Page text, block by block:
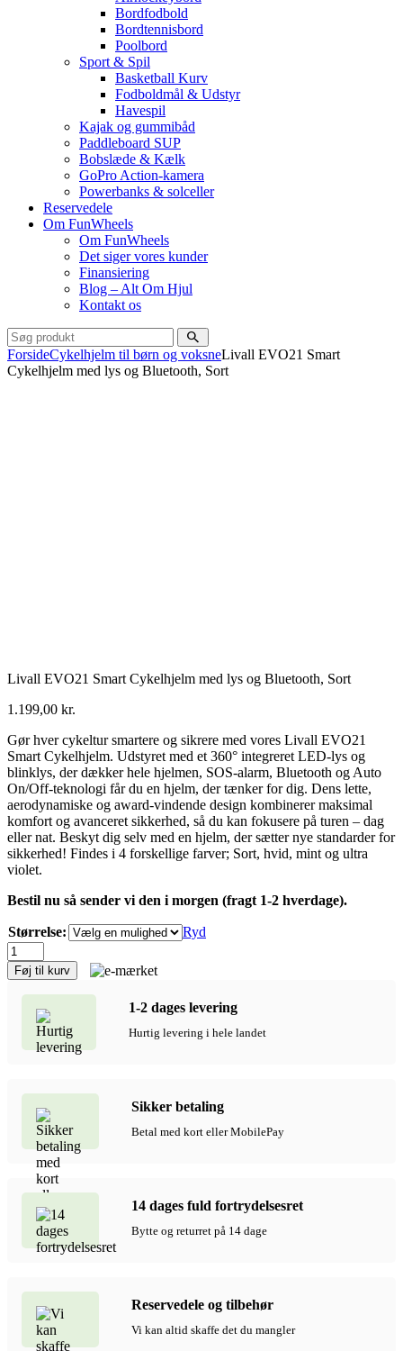
Bordfodbold
Bordtennisbord
Poolbord
Sport & Spil
Basketball Kurv
Fodboldmål & Udstyr
Havespil
Kajak og gummibåd
Paddleboard SUP
Bobslæde & Kælk
GoPro Action-kamera
Powerbanks & solceller
Reservedele
Om FunWheels
Om FunWheels
Det siger vores kunder
Finansiering
Blog – Alt Om Hjul
Kontakt os
ForsideCykelhjelm til børn og voksneLivall EVO21 Smart
Cykelhjelm med lys og Bluetooth, Sort
Livall EVO21 Smart Cykelhjelm med lys og Bluetooth, Sort
1.199,00 kr.
Gør hver cykeltur smartere og sikrere med vores Livall EVO21
Smart Cykelhjelm. Udstyret med et 360° integreret LED-lys og
blinklys, der dækker hele hjelmen, SOS-alarm, Bluetooth og Auto
On/Off-teknologi får du en hjelm, der tænker for dig. Dens lette,
aerodynamiske og award-vindende design kombinerer maksimal
komfort og avanceret sikkerhed, så du kan fokusere på turen – dag
eller nat. Beskyt dig selv med en hjelm, der sætter nye standarder for
sikkerhed! Findes i 4 forskellige farver; Sort, hvid, mint og ultra
violet.
Bestil nu så sender vi den i morgen (fragt 1-2 hverdage).
Størrelse:
Ryd
Livall
EVO21
Smart
Cykelhjelm
antal
Føj til kurv
1-2 dages levering
Hurtig levering i hele landet
Sikker betaling
Betal med kort eller MobilePay
14 dages fuld fortrydelsesret
Bytte og returret på 14 dage
Reservedele og tilbehør
Vi kan altid skaffe det du mangler